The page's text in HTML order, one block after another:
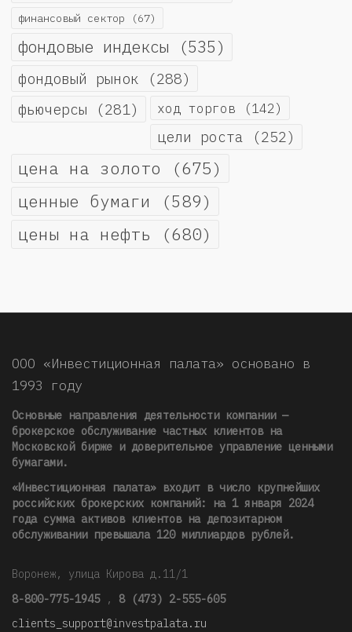
финансовый сектор (67)
фондовые индексы (535)
фондовый рынок (288)
фьючерсы (281) ход торгов (142)
цели роста (252)
цена на золото (675)
ценные бумаги (589)
цены на нефть (680)
ООО «Инвестиционная палата» основано в
1993 году
Основные направления деятельности компании —
брокерское обслуживание частных клиентов на
Московской бирже и доверительное управление ценными
бумагами.
«Инвестиционная палата» входит в число крупнейших
российских брокерских компаний: на 1 января 2024
года сумма активов клиентов на депозитарном
обслуживании превышала 120 миллиардов рублей.
Воронеж, улица Кирова д.11/1
8-800-775-1945 , 8 (473) 2-555-605
clients_support@investpalata.ru